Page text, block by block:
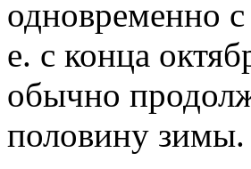
одновременно
е. с конца
обычно
половину зимы.